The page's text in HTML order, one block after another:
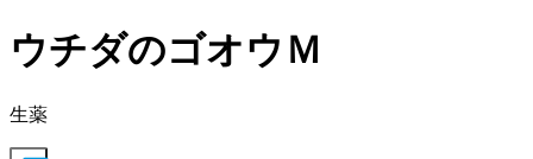
ウチダのゴオウＭ
生薬